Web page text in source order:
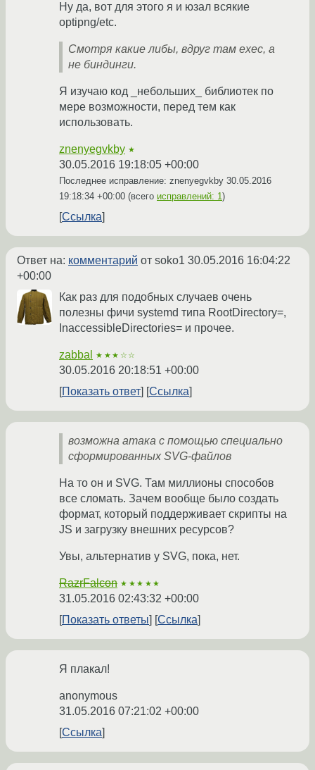
Ну да, вот для этого я и юзал всякие
optipng/etc.
Смотря какие либы, вдруг там exec, а
не биндинги.
Я изучаю код _небольших_ библиотек по
мере возможности, перед тем как
использовать.
znenyegvkby ★
30.05.2016 19:18:05 +00:00
Последнее исправление: znenyegvkby 30.05.2016
19:18:34 +00:00 (всего исправлений: 1)
Ссылка
Ответ на: комментарий от soko1 30.05.2016 16:04:22
+00:00
Как раз для подобных случаев очень
полезны фичи systemd типа RootDirectory=,
InaccessibleDirectories= и прочее.
zabbal ★★★☆☆
30.05.2016 20:18:51 +00:00
Показать ответ
Ссылка
возможна атака с помощью специально
сформированных SVG-файлов
На то он и SVG. Там миллионы способов
все сломать. Зачем вообще было создать
формат, который поддерживает скрипты на
JS и загрузку внешних ресурсов?
Увы, альтернатив у SVG, пока, нет.
RazrFalcon ★★★★★
31.05.2016 02:43:32 +00:00
Показать ответы
Ссылка
Я плакал!
anonymous
31.05.2016 07:21:02 +00:00
Ссылка